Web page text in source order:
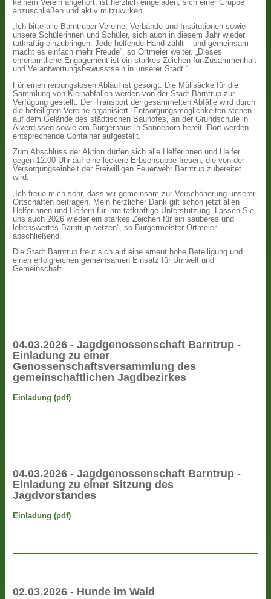
keinem Verein angehört, ist herzlich eingeladen, sich einer Gruppe
anzuschließen und aktiv mitzuwirken.
„Ich bitte alle Barntruper Vereine, Verbände und Institutionen sowie
unsere Schülerinnen und Schüler, sich auch in diesem Jahr wieder
tatkräftig einzubringen. Jede helfende Hand zählt – und gemeinsam
macht es einfach mehr Freude“, so Ortmeier weiter. „Dieses
ehrenamtliche Engagement ist ein starkes Zeichen für Zusammenhalt
und Verantwortungsbewusstsein in unserer Stadt.“
Für einen reibungslosen Ablauf ist gesorgt: Die Müllsäcke für die
Sammlung von Kleinabfällen werden von der Stadt Barntrup zur
Verfügung gestellt. Der Transport der gesammelten Abfälle wird durch
die beteiligten Vereine organisiert. Entsorgungsmöglichkeiten stehen
auf dem Gelände des städtischen Bauhofes, an der Grundschule in
Alverdissen sowie am Bürgerhaus in Sonneborn bereit. Dort werden
entsprechende Container aufgestellt.
Zum Abschluss der Aktion dürfen sich alle Helferinnen und Helfer
gegen 12:00 Uhr auf eine leckere Erbsensuppe freuen, die von der
Versorgungseinheit der Freiwilligen Feuerwehr Barntrup zubereitet
wird.
„Ich freue mich sehr, dass wir gemeinsam zur Verschönerung unserer
Ortschaften beitragen. Mein herzlicher Dank gilt schon jetzt allen
Helferinnen und Helfern für ihre tatkräftige Unterstützung. Lassen Sie
uns auch 2026 wieder ein starkes Zeichen für ein sauberes und
lebenswertes Barntrup setzen“, so Bürgermeister Ortmeier
abschließend.
Die Stadt Barntrup freut sich auf eine erneut hohe Beteiligung und
einen erfolgreichen gemeinsamen Einsatz für Umwelt und
Gemeinschaft.
04.03.2026 - Jagdgenossenschaft Barntrup -
Einladung zu einer
Genossenschaftsversammlung des
gemeinschaftlichen Jagdbezirkes
Einladung (pdf)
04.03.2026 - Jagdgenossenschaft Barntrup -
Einladung zu einer Sitzung des
Jagdvorstandes
Einladung (pdf)
02.03.2026 - Hunde im Wald